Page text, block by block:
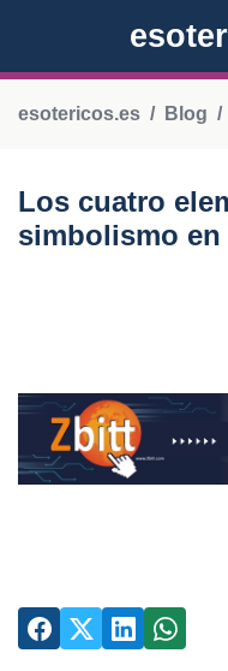
esotericos.es Blog
Los cuatro
simbolismo